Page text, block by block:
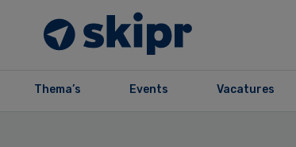
Thema’s Events Vacatures